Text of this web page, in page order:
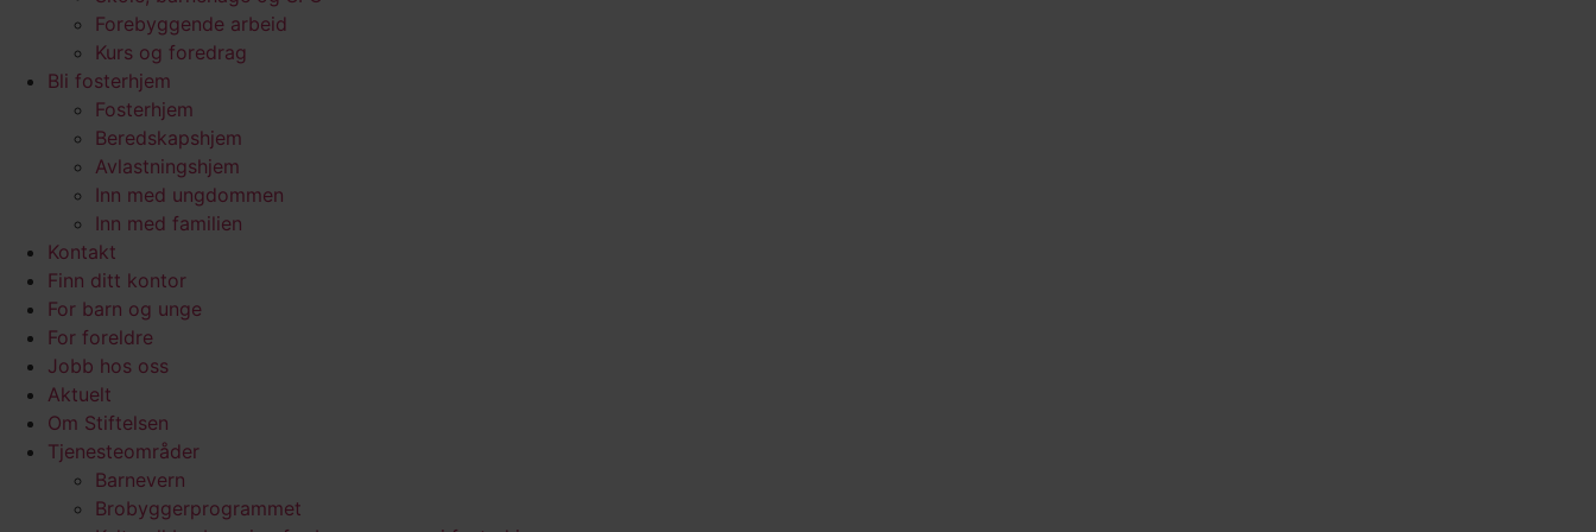
Forebyggende arbeid
Kurs og foredrag
Bli fosterhjem
Fosterhjem
Beredskapshjem
Avlastningshjem
Inn med ungdommen
Inn med familien
Kontakt
Finn ditt kontor
For barn og unge
For foreldre
Jobb hos oss
Aktuelt
Om Stiftelsen
Tjenesteområder
Barnevern
Brobyggerprogrammet